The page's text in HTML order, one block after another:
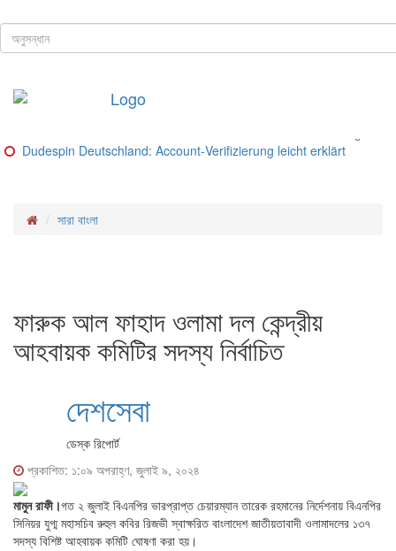
শিরোনাম
Glorion Casino – Schritte und Methoden für deutsche Spieler
Dudespin Deutschland: Account‑Verifizierung leicht erklärt
সারা বাংলা
ফারুক আল ফাহাদ ওলামা দল কেন্দ্রীয়
আহবায়ক কমিটির সদস্য নির্বাচিত
দেশসেবা
ডেস্ক রিপোর্ট
প্রকাশিত: ১:০৯ অপরাহ্ণ, জুলাই ৯, ২০২৪
মামুন রাফী।গত ২ জুলাই বিএনপির ভারপ্রাপ্ত চেয়ারম্যান তারেক রহমানের নির্দেশনায় বিএনপির
সিনিয়র যুগ্ম মহাসচিব রুহুল কবির রিজভী স্বাক্ষরিত বাংলাদেশ জাতীয়তাবাদী ওলামাদলের ১৩৭
সদস্য বিশিষ্ট আহবায়ক কমিটি ঘোষণা করা হয়।